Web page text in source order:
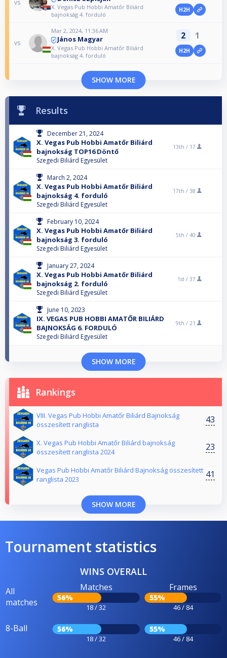
vs
X. Vegas Pub Hobbi Amatőr Biliárd
bajnokság 4. forduló
H2H
vs
Mar 2, 2024, 11:36 AM
János Magyar
X. Vegas Pub Hobbi Amatőr Biliárd
bajnokság 4. forduló
2 1
H2H
SHOW MORE
Results
December 21, 2024
X. Vegas Pub Hobbi Amatőr Biliárd
bajnokság TOP16 Döntő
Szegedi Biliárd Egyesület
13th / 17
March 2, 2024
X. Vegas Pub Hobbi Amatőr Biliárd
bajnokság 4. forduló
Szegedi Biliárd Egyesület
17th / 38
February 10, 2024
X. Vegas Pub Hobbi Amatőr Biliárd
bajnokság 3. forduló
Szegedi Biliárd Egyesület
5th / 40
January 27, 2024
X. Vegas Pub Hobbi Amatőr Biliárd
bajnokság 2. forduló
Szegedi Biliárd Egyesület
1st / 37
June 10, 2023
IX. VEGAS PUB HOBBI AMATŐR BILIÁRD
BAJNOKSÁG 6. FORDULÓ
Szegedi Biliárd Egyesület
9th / 21
SHOW MORE
Rankings
VIII. Vegas Pub Hobbi Amatőr Biliárd Bajnokság
összesített ranglista
43
X. Vegas Pub Hobbi Amatőr Biliárd bajnokság
összesített ranglista 2024
23
Vegas Pub Hobbi Amatőr Biliárd Bajnokság összesített
ranglista 2023
41
SHOW MORE
Tournament statistics
WINS OVERALL
All
matches
Matches
56%
18 / 32
Frames
55%
46 / 84
8-Ball 56%
18 / 32
55%
46 / 84